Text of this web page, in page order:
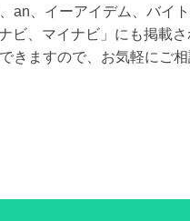
an、イーアイデム、バイ
ビ、マイナビ」にも掲載
きますので、お気軽にご